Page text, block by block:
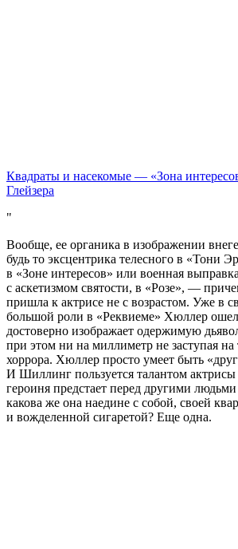
Квадраты и насекомые — «Зона
Глейзера
Вообще, ее органика в изображении
будь то эксцентрика телесного в «Тони
в «Зоне интересов» или военная
с аскетизмом святости, в «Розе», —
пришла к актрисе не с возрастом. Уже в
большой роли в «Реквиеме» Хюллер
достоверно изображает одержимую
при этом ни на миллиметр не заступая
хоррора. Хюллер просто умеет быть
И Шиллинг пользуется талантом актрисы
героиня предстает перед другими
какова же она наедине с собой, своей
и вожделенной сигаретой? Еще одна.